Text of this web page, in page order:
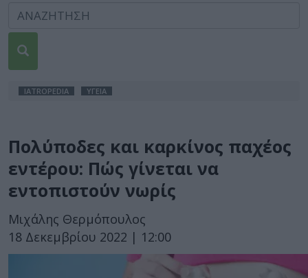
IATROPEDIA ΥΓΕΙΑ
Πολύποδες και καρκίνος παχέος
εντέρου: Πώς γίνεται να
εντοπιστούν νωρίς
Μιχάλης Θερμόπουλος
18 Δεκεμβρίου 2022 | 12:00